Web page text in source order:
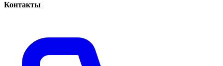
Контакты